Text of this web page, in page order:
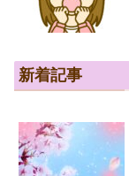
新着記事